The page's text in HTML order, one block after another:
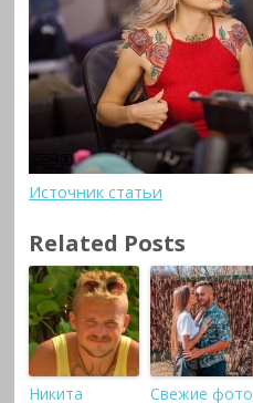
Источник статьи
Related Posts
Никита Свежие фото